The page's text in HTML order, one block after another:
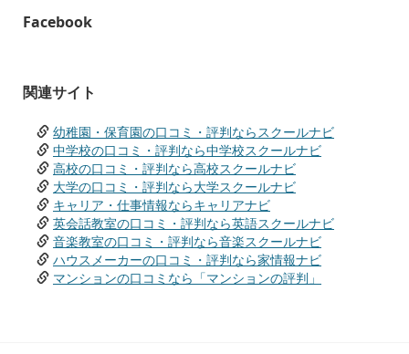
Facebook
関連サイト
幼稚園・保育園の口コミ・評判ならスクールナビ
中学校の口コミ・評判なら中学校スクールナビ
高校の口コミ・評判なら高校スクールナビ
大学の口コミ・評判なら大学スクールナビ
キャリア・仕事情報ならキャリアナビ
英会話教室の口コミ・評判なら英語スクールナビ
音楽教室の口コミ・評判なら音楽スクールナビ
ハウスメーカーの口コミ・評判なら家情報ナビ
マンションの口コミなら「マンションの評判」